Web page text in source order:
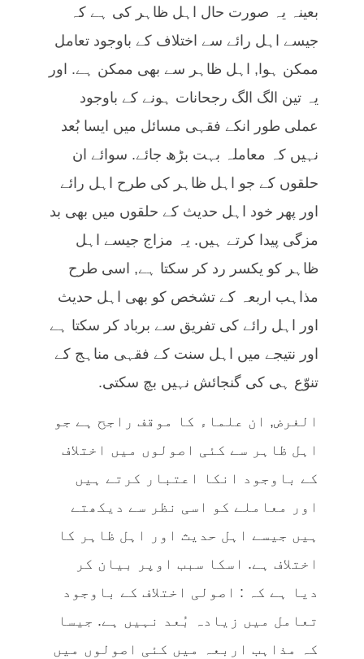
بعینہ یہ صورت حال اہل ظاہر کی ہے کہ
جیسے اہل رائے سے اختلاف کے باوجود تعامل
ممکن ہوا, اہل ظاہر سے بھی ممکن ہے. اور
یہ تین الگ الگ رجحانات ہونے کے باوجود
عملی طور انکے فقہی مسائل میں ایسا بُعد
نہیں کہ معاملہ بہت بڑھ جائے. سوائے ان
حلقوں کے جو اہل ظاہر کی طرح اہل رائے
اور پھر خود اہل حدیث کے حلقوں میں بھی بد
مزگی پیدا کرتے ہیں. یہ مزاج جیسے اہل
ظاہر کو یکسر رد کر سکتا ہے, اسی طرح
مذاہب اربعہ کے تشخص کو بھی اہل حدیث
اور اہل رائے کی تفریق سے برباد کر سکتا ہے
اور نتیجے میں اہل سنت کے فقہی مناہج کے
تنوّع ہی کی گنجائش نہیں بچ سکتی.
الغرض, ان علماء کا موقف راجح ہے جو
اہل ظاہر سے کئی اصولوں میں اختلاف
کے باوجود انکا اعتبار کرتے ہیں
اور معاملے کو اسی نظر سے دیکھتے
ہیں جیسے اہل حدیث اور اہل ظاہر کا
اختلاف ہے. اسکا سبب اوپر بیان کر
دیا ہے کہ : اصولی اختلاف کے باوجود
تعامل میں زیادہ بُعد نہیں ہے. جیسا
کہ مذاہب اربعہ میں کئی اصولوں میں